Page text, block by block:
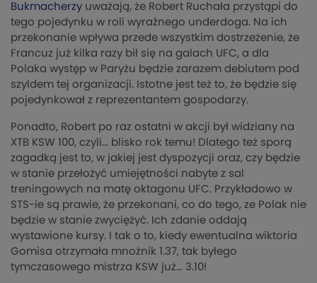
Bukmacherzy uważają, że Robert Ruchała przystąpi do
tego pojedynku w roli wyraźnego underdoga. Na ich
przekonanie wpływa przede wszystkim dostrzeżenie, że
Francuz już kilka razy bił się na galach UFC, a dla
Polaka występ w Paryżu będzie zarazem debiutem pod
szyldem tej organizacji. Istotne jest też to, że będzie się
pojedynkował z reprezentantem gospodarzy.
Ponadto, Robert po raz ostatni w akcji był widziany na
XTB KSW 100, czyli… blisko rok temu! Dlatego też sporą
zagadką jest to, w jakiej jest dyspozycji oraz, czy będzie
w stanie przełożyć umiejętności nabyte z sal
treningowych na matę oktagonu UFC. Przykładowo w
STS-ie są prawie, że przekonani, co do tego, ze Polak nie
będzie w stanie zwyciężyć. Ich zdanie oddają
wystawione kursy. I tak o to, kiedy ewentualna wiktoria
Gomisa otrzymała mnożnik 1.37, tak byłego
tymczasowego mistrza KSW już… 3.10!